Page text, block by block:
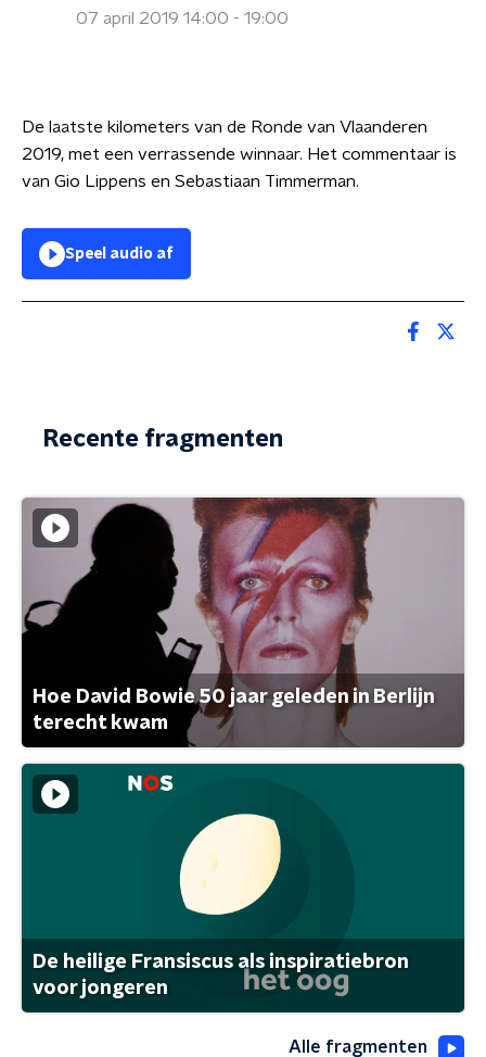
07 april 2019 14:00 - 19:00
De laatste kilometers van de Ronde van Vlaanderen
2019, met een verrassende winnaar. Het commentaar is
van Gio Lippens en Sebastiaan Timmerman.
Speel audio af
Recente fragmenten
Hoe David Bowie 50 jaar geleden in Berlijn
terecht kwam
De heilige Fransiscus als inspiratiebron
voor jongeren
Alle fragmenten